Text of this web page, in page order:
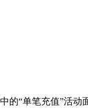
“单笔充值”活